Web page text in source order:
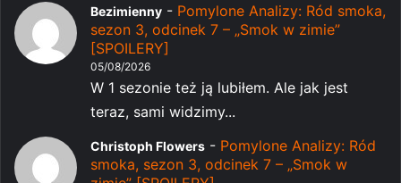
Bezimienny - Pomylone Analizy: Ród smoka,
sezon 3, odcinek 7 – „Smok w zimie”
[SPOILERY]
05/08/2026
W 1 sezonie też ją lubiłem. Ale jak jest
teraz, sami widzimy...
Christoph Flowers - Pomylone Analizy: Ród
smoka, sezon 3, odcinek 7 – „Smok w